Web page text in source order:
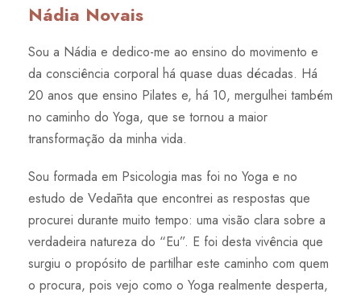
Nádia Novais
Sou a Nádia e dedico-me ao ensino do movimento e
da consciência corporal há quase duas décadas. Há
20 anos que ensino Pilates e, há 10, mergulhei também
no caminho do Yoga, que se tornou a maior
transformação da minha vida.
Sou formada em Psicologia mas foi no Yoga e no
estudo de Vedānta que encontrei as respostas que
procurei durante muito tempo: uma visão clara sobre a
verdadeira natureza do “Eu”. E foi desta vivência que
surgiu o propósito de partilhar este caminho com quem
o procura, pois vejo como o Yoga realmente desperta,